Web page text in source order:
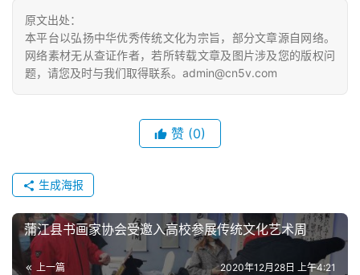
原文出处：
本平台以弘扬中华优秀传统文化为宗旨，部分文章源自网络。
网络素材无从查证作者，若所转载文章及图片涉及您的版权问
题，请您及时与我们取得联系。admin@cn5v.com
赞 (0)
生成海报
蒲江县书画家协会受邀入高校参展传统文化艺术周
上一篇 2020年12月28日 上午4:21